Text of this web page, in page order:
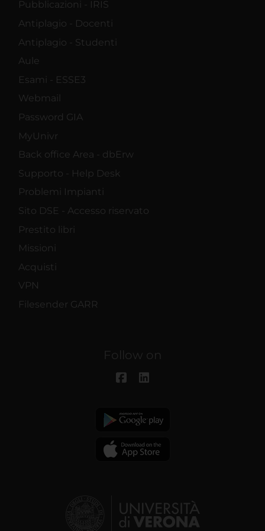
Pubblicazioni - IRIS
Antiplagio - Docenti
Antiplagio - Studenti
Aule
Esami - ESSE3
Webmail
Password GIA
MyUnivr
Back office Area - dbErw
Supporto - Help Desk
Problemi Impianti
Sito DSE - Accesso riservato
Prestito libri
Missioni
Acquisti
VPN
Filesender GARR
Follow on